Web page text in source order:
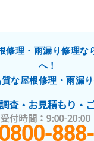
修理・雨漏り修理な
へ！
な屋根修理・雨漏り